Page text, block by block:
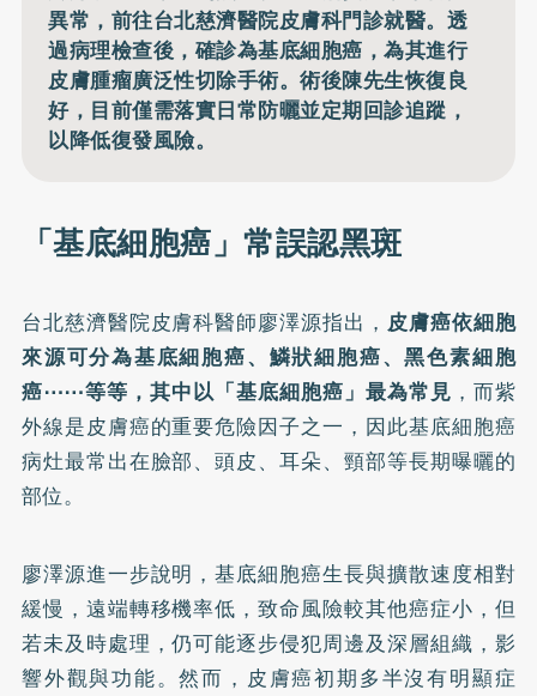
異常，前往台北慈濟醫院皮膚科門診就醫。透
過病理檢查後，確診為基底細胞癌，為其進行
皮膚腫瘤廣泛性切除手術。術後陳先生恢復良
好，目前僅需落實日常防曬並定期回診追蹤，
以降低復發風險。
「基底細胞癌」常誤認黑斑
台北慈濟醫院皮膚科醫師廖澤源指出， 皮膚癌依細胞
來源可分為基底細胞癌、鱗狀細胞癌、黑色素細胞
癌⋯⋯等等，其中以「基底細胞癌」最為常見 ，而紫
外線是皮膚癌的重要危險因子之一，因此基底細胞癌
病灶最常出在臉部、頭皮、耳朵、頸部等長期曝曬的
部位。
廖澤源進一步說明，基底細胞癌生長與擴散速度相對
緩慢，遠端轉移機率低，致命風險較其他癌症小，但
若未及時處理，仍可能逐步侵犯周邊及深層組織，影
響外觀與功能。然而，皮膚癌初期多半沒有明顯症